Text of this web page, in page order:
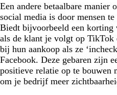
Een andere betaalbare manier
social media is door mensen
Biedt bijvoorbeeld een korting
als de klant je volgt op TikTok
bij hun aankoop als ze
Facebook. Deze gebaren zijn
positieve relatie op te bouwen
om je bedrijf meer